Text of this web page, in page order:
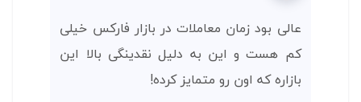
عالی بود زمان معاملات در بازار فارکس خیلی
کم هست و این به دلیل نقدینگی بالا این
بازاره که اون رو متمایز کرده!